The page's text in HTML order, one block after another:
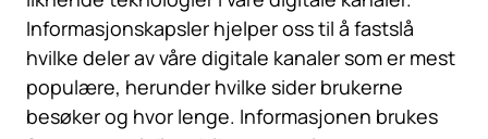
Informasjonskapsler hjelper oss til å fastslå
hvilke deler av våre digitale kanaler som er mest
populære, herunder hvilke sider brukerne
besøker og hvor lenge. Informasjonen brukes